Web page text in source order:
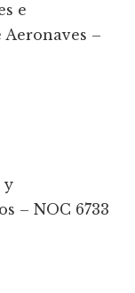
e
Aeronaves –
y
– NOC 6733